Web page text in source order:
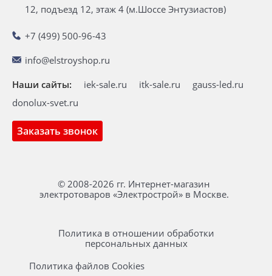
12, подъезд 12, этаж 4 (м.Шоссе Энтузиастов)
+7 (499) 500-96-43
info@elstroyshop.ru
Заказать звонок
Наши сайты: iek-sale.ru itk-sale.ru
gauss-led.ru
donolux-svet.ru
© 2008-2026 гг. Интернет-магазин
электротоваров «Электрострой» в Москве.
Политика в отношении обработки
персональных данных
Политика файлов Cookies